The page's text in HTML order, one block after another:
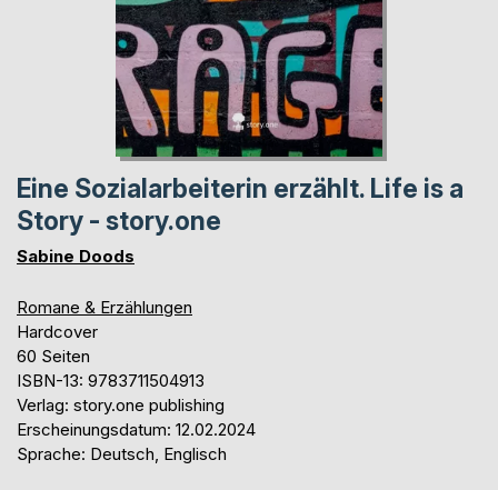
Eine Sozialarbeiterin erzählt. Life is a
Story - story.one
Sabine Doods
Romane & Erzählungen
Hardcover
60 Seiten
ISBN-13: 9783711504913
Verlag: story.one publishing
Erscheinungsdatum: 12.02.2024
Sprache: Deutsch, Englisch